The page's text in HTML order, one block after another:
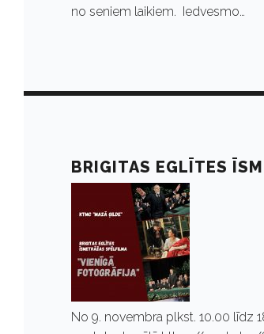
no seniem laikiem. Iedvesmo…
BRIGITAS EGLĪTES
No 9. novembra plkst. 10.00 līdz